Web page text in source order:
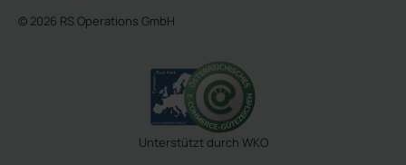
© 2026 RS Operations GmbH
Unterstützt durch WKO